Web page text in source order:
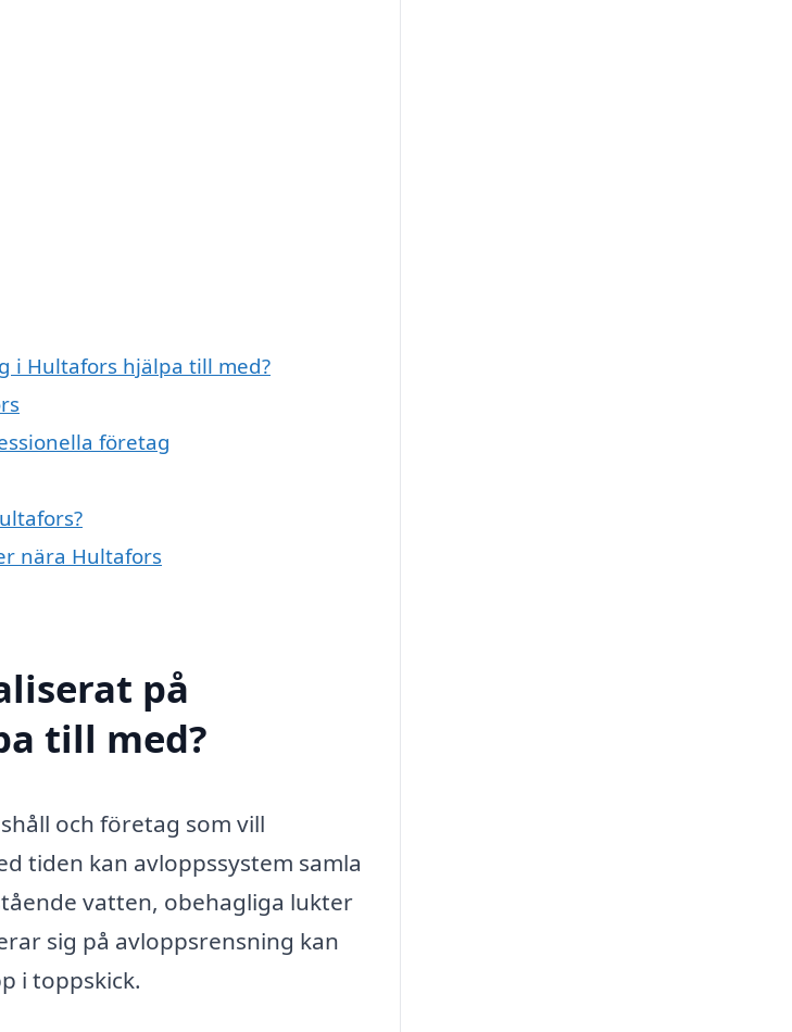
i Hultafors hjälpa till med?
företag
nära Hultafors
på
till med?
och företag som vill
tiden kan avloppssystem samla
vatten, obehagliga lukter
sig på avloppsrensning kan
i toppskick.